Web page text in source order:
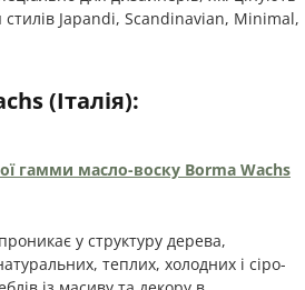
стилів Japandi, Scandinavian, Minimal,
(Італія):
гамми масло-воску Borma Wachs
у структуру дерева,
теплих, холодних і сіро-